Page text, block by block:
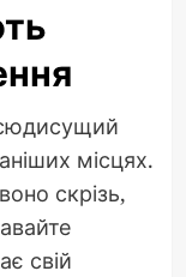
місцях.
скрізь,
свій